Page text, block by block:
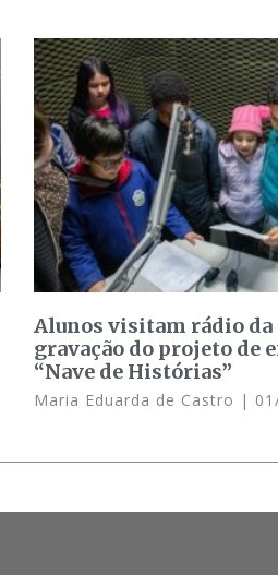
Alunos visitam rádio da
gravação do projeto de
“Nave de Histórias”
Maria Eduarda de Castro